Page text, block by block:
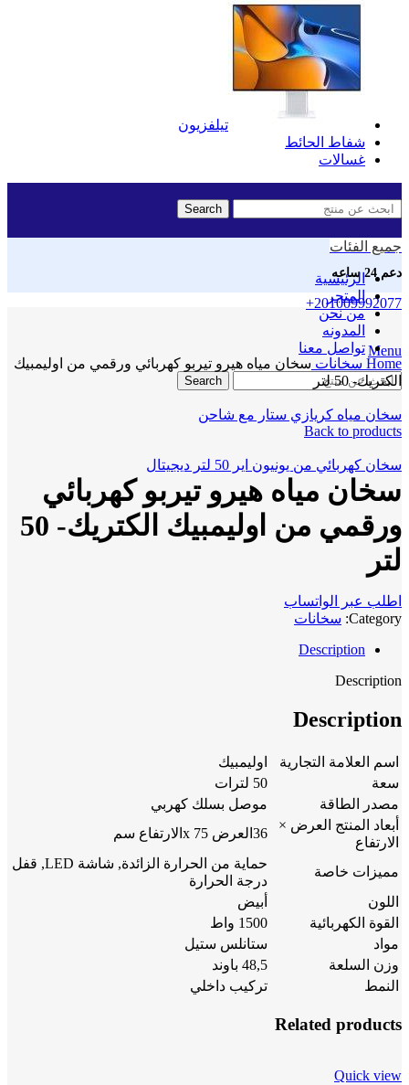
تيلفزيون
شفاط الحائط
غسالات
Search
دعم 24 ساعه
+201009992077
Menu
جميع الفئات
الرئيسية
المتجر
من نحن
المدونه
تواصل معنا
Search
Click to enlarge
Home سخانات سخان مياه هيرو تيربو كهربائي ورقمي من اوليمبيك
الكتريك- 50 لتر
سخان مياه كريازي ستار مع شاحن
Back to products
سخان كهربائي من يونيون اير 50 لتر ديجيتال
سخان مياه هيرو تيربو كهربائي
ورقمي من اوليمبيك الكتريك- 50
لتر
اطلب عبر الواتساب
Category: سخانات
Description
Description
Description
اسم العلامة التجارية
اوليمبيك
سعة
50 لترات
مصدر الطاقة
موصل بسلك كهربي
أبعاد المنتج العرض ×
الارتفاع
36العرض x 75الارتفاع سم
مميزات خاصة
حماية من الحرارة الزائدة, شاشة LED, قفل
درجة الحرارة
اللون
أبيض
القوة الكهربائية
1500 واط
مواد
ستانلس ستيل
وزن السلعة
48,5 باوند
النمط
تركيب داخلي
Related products
Quick view